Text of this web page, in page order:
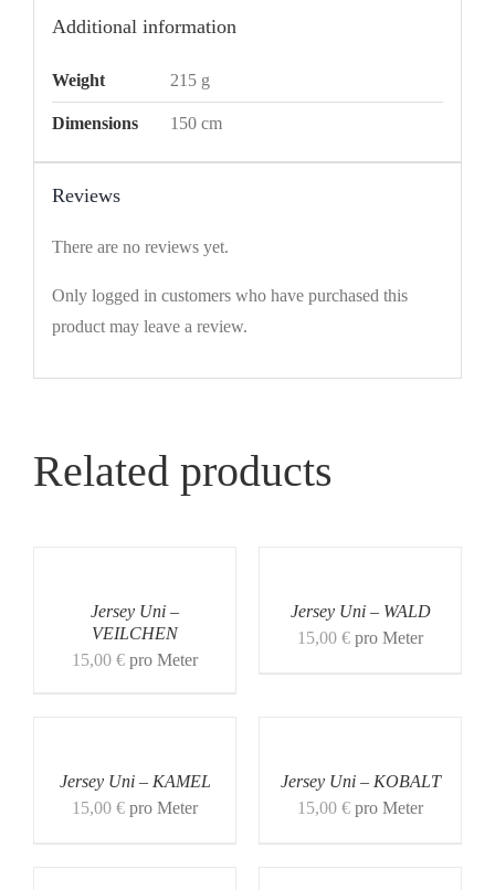
Additional information
Weight 215 g
Dimensions 150 cm
Reviews
There are no reviews yet.
Only logged in customers who have purchased this
product may leave a review.
Related products
Jersey Uni –
VEILCHEN
15,00 € pro Meter
Jersey Uni – WALD
15,00 € pro Meter
Jersey Uni – KAMEL
15,00 € pro Meter
Jersey Uni – KOBALT
15,00 € pro Meter